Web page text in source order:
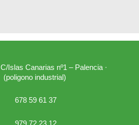
C/Islas Canarias nº1 – Palencia ·
(poligono industrial)
678 59 61 37
979 72 23 12